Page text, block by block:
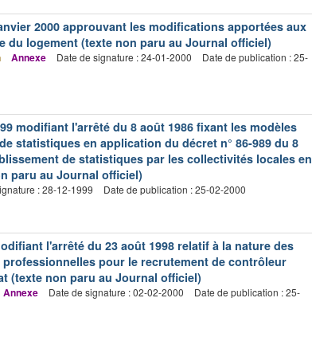
2000 approuvant les modifications apportées aux
du logement (texte non paru au Journal officiel)
Annexe Date de signature : 24-01-2000
Date de publication : 25-
modifiant l'arrêté du 8 août 1986 fixant les modèles
statistiques en application du décret n° 86-989 du 8
de statistiques par les collectivités locales en
paru au Journal officiel)
: 28-12-1999 Date de publication : 25-02-2000
l'arrêté du 23 août 1998 relatif à la nature des
pour le recrutement de contrôleur
(texte non paru au Journal officiel)
Annexe Date de signature : 02-02-2000
Date de publication : 25-